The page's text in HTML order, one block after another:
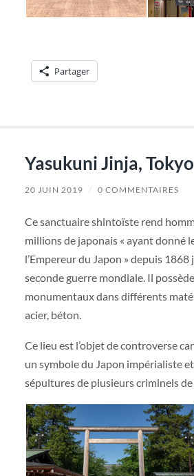
Partager
Yasukuni Jinja, Tokyo
20 JUIN 2019 / 0 COMMENTAIRES
Ce sanctuaire shintoïste rend
millions de japonais « ayant donné
l’Empereur du Japon » depuis 1868
seconde guerre mondiale. Il
monumentaux dans différents
acier, béton.
Ce lieu est l’objet de controverse
un symbole du Japon impérialiste
sépultures de plusieurs criminels de